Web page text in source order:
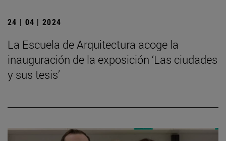
24 | 04 | 2024
La Escuela de Arquitectura acoge la
inauguración de la exposición ‘Las ciudades
y sus tesis’